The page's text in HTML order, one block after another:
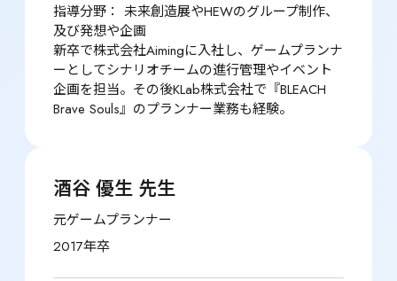
指導分野： 未来創造展やHEWのグループ制作、
及び発想や企画
新卒で株式会社Aimingに入社し、ゲームプランナ
ーとしてシナリオチームの進行管理やイベント
企画を担当。その後KLab株式会社で『BLEACH
Brave Souls』のプランナー業務も経験。
酒谷 優生 先生
元ゲームプランナー
2017年卒